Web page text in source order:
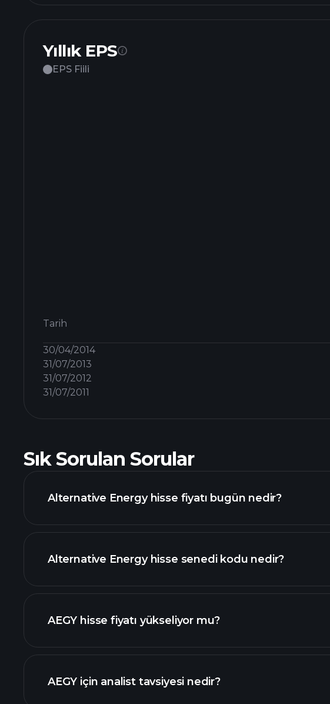
Yıllık EPS
EPS Fiili
Tarih
30/04/2014
31/07/2013
31/07/2012
31/07/2011
Sık Sorulan Sorular
Alternative Energy hisse fiyatı bugün nedir?
grafik
Alternative Energy hisse senedi kodu nedir?
AEGY hisse fiyatı yükseliyor mu?
AEGY için analist tavsiyesi nedir?